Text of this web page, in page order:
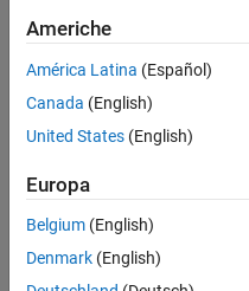
Americhe
América Latina (Español)
Canada (English)
United States (English)
Europa
Belgium (English)
Denmark (English)
Centro di fiducia